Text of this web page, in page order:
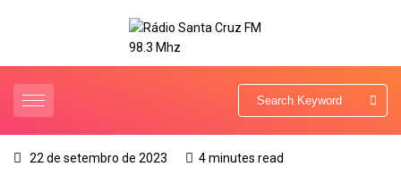
22 de setembro de 2023 4 minutes read